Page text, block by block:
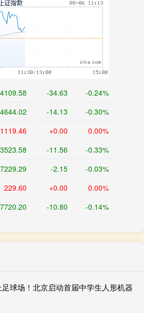
-34.63 -0.24%
4644.02 -14.13 -0.30%
1119.46 +0.00 0.00%
3523.58 -11.56 -0.33%
7229.29 -2.15 -0.03%
229.60 +0.00 0.00%
7720.20 -10.80 -0.14%
球场！北京启动首届中学生人形机器